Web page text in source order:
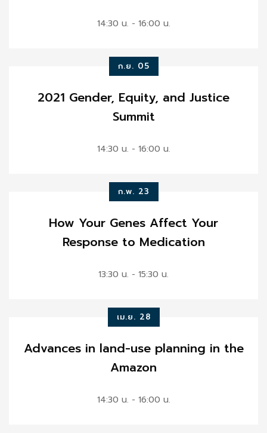
14:30 น. - 16:00 น.
ก.ย. 05
2021 Gender, Equity, and Justice
Summit
14:30 น. - 16:00 น.
ก.พ. 23
How Your Genes Affect Your
Response to Medication
13:30 น. - 15:30 น.
เม.ย. 28
Advances in land-use planning in the
Amazon
14:30 น. - 16:00 น.